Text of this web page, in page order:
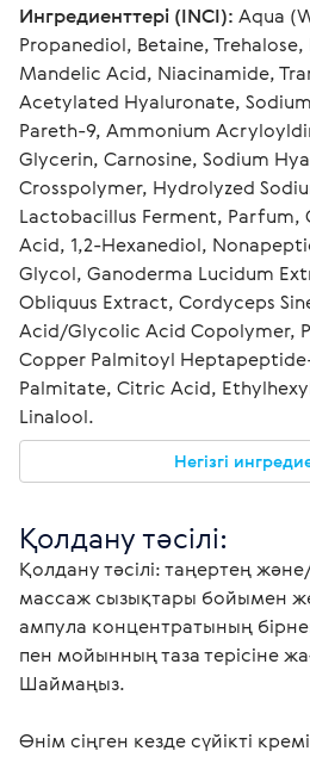
Ингредиенттері (INCI): Aqua
Propanediol, Betaine,
Mandelic Acid, Niacinamide,
Acetylated Hyaluronate,
Pareth-9, Ammonium
Glycerin, Carnosine, Sodium
Crosspolymer, Hydrolyzed
Lactobacillus Ferment, Parfum,
Acid, 1,2-Hexanediol,
Glycol, Ganoderma Lucidum
Obliquus Extract, Cordyceps
Acid/Glycolic Acid Copolymer,
Copper Palmitoyl
Palmitate, Citric Acid,
Linalool.
Негізгі
Қолдану тәсілі:
Қолдану тәсілі: таңертең
массаж сызықтары бойымен
ампула концентратының
пен мойынның таза терісіне
Шаймаңыз.
Өнім сіңген кезде сүйікті